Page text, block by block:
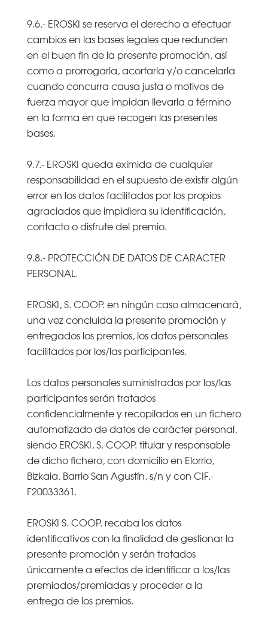
9.6.- EROSKI se reserva el derecho a efectuar
cambios en las bases legales que redunden
en el buen fin de la presente promoción, así
como a prorrogarla, acortarla y/o cancelarla
cuando concurra causa justa o motivos de
fuerza mayor que impidan llevarla a término
en la forma en que recogen las presentes
bases.
9.7.- EROSKI queda eximida de cualquier
responsabilidad en el supuesto de existir algún
error en los datos facilitados por los propios
agraciados que impidiera su identificación,
contacto o disfrute del premio.
9.8.- PROTECCIÓN DE DATOS DE CARACTER
PERSONAL.
EROSKI, S. COOP. en ningún caso almacenará,
una vez concluida la presente promoción y
entregados los premios, los datos personales
facilitados por los/las participantes.
Los datos personales suministrados por los/las
participantes serán tratados
confidencialmente y recopilados en un fichero
automatizado de datos de carácter personal,
siendo EROSKI, S. COOP. titular y responsable
de dicho fichero, con domicilio en Elorrio,
Bizkaia, Barrio San Agustín, s/n y con CIF.-
F20033361.
EROSKI S. COOP. recaba los datos
identificativos con la finalidad de gestionar la
presente promoción y serán tratados
únicamente a efectos de identificar a los/las
premiados/premiadas y proceder a la
entrega de los premios.